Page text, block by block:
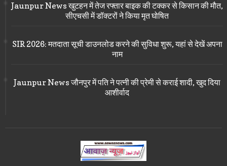
Jaunpur News खुटहन में तेज रफ्तार बाइक की टक्कर से किसान की मौत,
सीएचसी में डॉक्टरों ने किया मृत घोषित
SIR 2026: मतदाता सूची डाउनलोड करने की सुविधा शुरू, यहां से देखें अपना
नाम
Jaunpur News जौनपुर में पति ने पत्नी की प्रेमी से कराई शादी, खुद दिया
आशीर्वाद